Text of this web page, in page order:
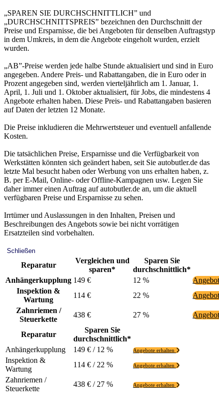
„SPAREN SIE DURCHSCHNITTLICH” und
„DURCHSCHNITTSPREIS” bezeichnen den Durchschnitt der
Preise und Ersparnisse, die bei Angeboten für denselben Auftragstyp
in dem Umkreis, in dem die Angebote eingeholt wurden, erzielt
wurden.
„AB”-Preise werden jede halbe Stunde aktualisiert und sind in Euro
angegeben. Andere Preis- und Rabattangaben, die in Euro oder in
Prozent angegeben sind, werden vierteljährlich am 1. Januar, 1.
April, 1. Juli und 1. Oktober aktualisiert, für Jobs, die mindestens 4
Angebote erhalten haben. Diese Preis- und Rabattangaben basieren
auf Daten der letzten 12 Monate.
Die Preise inkludieren die Mehrwertsteuer und eventuell anfallende
Kosten.
Die tatsächlichen Preise, Ersparnisse und die Verfügbarkeit von
Werkstätten könnten sich geändert haben, seit Sie autobutler.de das
letzte Mal besucht haben oder Werbung von uns erhalten haben, z.
B. per E-Mail, Online- oder Offline-Kampagnen usw. Legen Sie
daher immer einen Auftrag auf autobutler.de an, um die aktuell
verfügbaren Preise und Ersparnisse zu sehen.
Irrtümer und Auslassungen in den Inhalten, Preisen und
Beschreibungen des Angebots sowie bei nicht vorrätigen
Ersatzteilen sind vorbehalten.
Schließen
Reparatur
Vergleichen und
sparen*
Sparen Sie
durchschnittlich*
Anhängerkupplung 149 € 12 %
Inspektion &
Wartung
114 € 22 %
Zahnriemen /
Steuerkette
438 € 27 %
Reparatur
Sparen Sie
durchschnittlich*
Anhängerkupplung
149 € / 12 % Angebote erhalten
Inspektion &
Wartung
114 € / 22 % Angebote erhalten
Zahnriemen /
Steuerkette
438 € / 27 % Angebote erhalten